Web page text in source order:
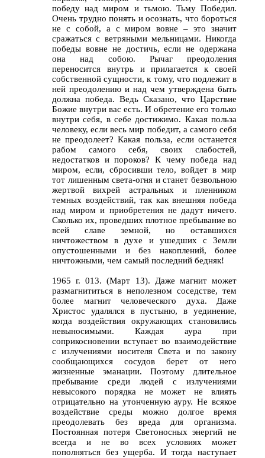
победу над миром и тьмою. Тьму Победил.
Очень трудно понять и осознать, что бороться
не с собой, а с миром вовне – это значит
сражаться с ветряными мельницами. Никогда
победы вовне не достичь, если не одержана
она над собою. Рычаг преодоления
переносится внутрь и прилагается к своей
собственной сущности, к тому, что подлежит в
ней преодолению и над чем утверждена быть
должна победа. Ведь Сказано, что Царствие
Божие внутри вас есть. И обретение его только
внутри себя, в себе достижимо. Какая польза
человеку, если весь мир победит, а самого себя
не преодолеет? Какая польза, если останется
рабом самого себя, своих слабостей,
недостатков и пороков? К чему победа над
миром, если, сбросивши тело, войдет в мир
тот лишенным света-огня и станет безвольною
жертвой вихрей астральных и пленником
темных воздействий, так как внешняя победа
над миром и приобретения не дадут ничего.
Сколько их, проведших плотное пребывание во
всей славе земной, но оставшихся
ничтожеством в духе и ушедших с Земли
опустошенными и без накоплений, более
ничтожными, чем самый последний бедняк!
1965 г. 013. (Март 13). Даже магнит может
размагнититься в неполезном соседстве, тем
более магнит человеческого духа. Даже
Христос удалялся в пустыню, в уединение,
когда воздействия окружающих становились
невыносимыми. Каждая аура при
соприкосновении вступает во взаимодействие
с излучениями носителя Света и по закону
сообщающихся сосудов берет от него
жизненные эманации. Поэтому длительное
пребывание среди людей с излучениями
невысокого порядка не может не влиять
отрицательно на утонченную ауру. Не всякое
воздействие среды можно долгое время
преодолевать без вреда для организма.
Постоянная потеря Светоносных энергий не
всегда и не во всех условиях может
пополняться без ущерба. И тогда наступает